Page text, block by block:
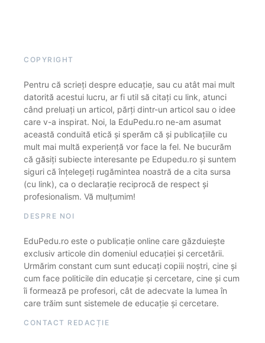
COPYRIGHT
Pentru că scrieți despre educație, sau cu atât mai mult
datorită acestui lucru, ar fi util să citați cu link, atunci
când preluați un articol, părți dintr-un articol sau o idee
care v-a inspirat. Noi, la EduPedu.ro ne-am asumat
această conduită etică și sperăm că și publicațiile cu
mult mai multă experiență vor face la fel. Ne bucurăm
că găsiți subiecte interesante pe Edupedu.ro și suntem
siguri că înțelegeți rugămintea noastră de a cita sursa
(cu link), ca o declarație reciprocă de respect și
profesionalism. Vă mulțumim!
DESPRE NOI
EduPedu.ro este o publicație online care găzduiește
exclusiv articole din domeniul educației și cercetării.
Urmărim constant cum sunt educați copiii noștri, cine și
cum face politicile din educație și cercetare, cine și cum
îi formează pe profesori, cât de adecvate la lumea în
care trăim sunt sistemele de educație și cercetare.
CONTACT REDACȚIE